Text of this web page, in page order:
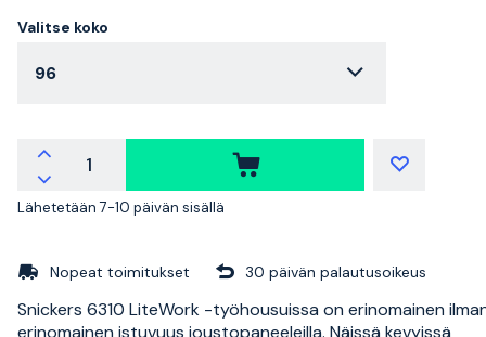
Valitse koko
96
Lähetetään 7-10 päivän sisällä
Nopeat toimitukset 30 päivän palautusoikeus
Snickers 6310 LiteWork -työhousuissa on erinomainen
erinomainen istuvuus joustopaneeleilla. Näissä kevyissä